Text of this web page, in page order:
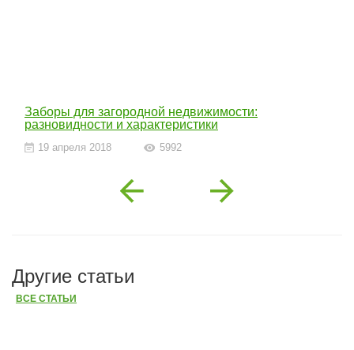
Заборы для загородной недвижимости:
разновидности и характеристики
19 апреля 2018 5992
Previous Next
Другие статьи
ВСЕ СТАТЬИ